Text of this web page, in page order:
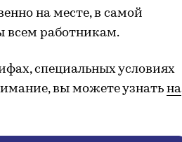
на месте, в самой
всем работникам.
специальных условиях
вы можете узнать на